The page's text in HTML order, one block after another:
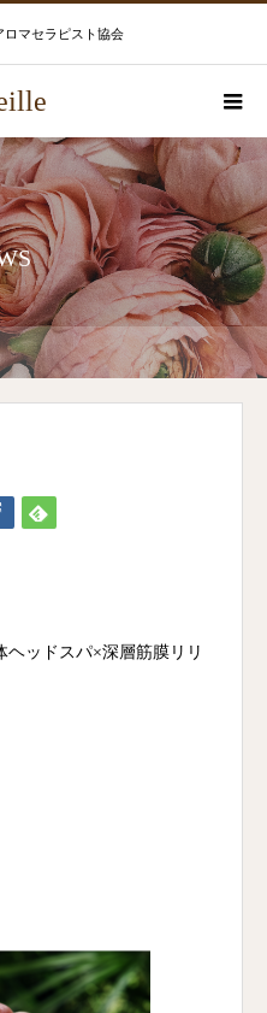
マセラピスト協会
ッドスパ×深層筋膜リリ